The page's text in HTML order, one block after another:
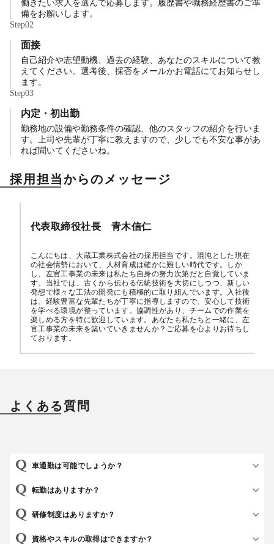
働きたい求人を選んで応募します。履歴書や職務経歴書のご準
備をお願いします。
Step02
面接
自己紹介や志望動機、過去の経験、あなたのスキルについて教
えてください。選考後、採否をメールかお電話にてお知らせし
ます。
Step03
内定・初出勤
勤務地の設備や勤務条件の確認、他のスタッフの紹介を行いま
す。上司や先輩が丁寧に教えますので、少しでも不安な事があ
れば聞いてくださいね。
採用担当からのメッセージ
代表取締役社長 青木信仁
こんにちは、大蔵工業株式会社の採用担当です。混沌とした現在
の社会情勢において、人材育成は確かに難しい時代です。しか
し、左官工事業の未来は私たち自身の努力次第だと自覚していま
す。当社では、古くから伝わる伝統技術を大切にしつつ、新しい
発想で様々な工法の開発にも積極的に取り組んでいます。入社後
は、経験豊富な先輩たちが丁寧に指導しますので、安心して技術
を学べる環境が整っています。協調性があり、チームでの作業を
楽しめる方を特に歓迎しています。あなたも私たちと一緒に、左
官工事業の未来を築いていきませんか？ご応募を心よりお待ちし
ております。
よくある質問
車通勤は可能でしょうか？
転勤はありますか？
研修制度はありますか？
資格やスキルの取得はできますか？